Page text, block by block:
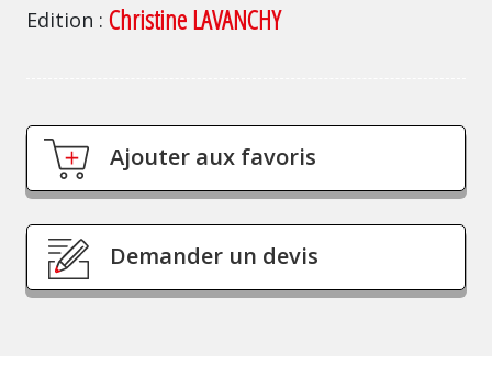
Edition Christine LAVANCHY
Ajouter aux favoris
Demander un devis